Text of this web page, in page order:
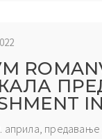
априла,